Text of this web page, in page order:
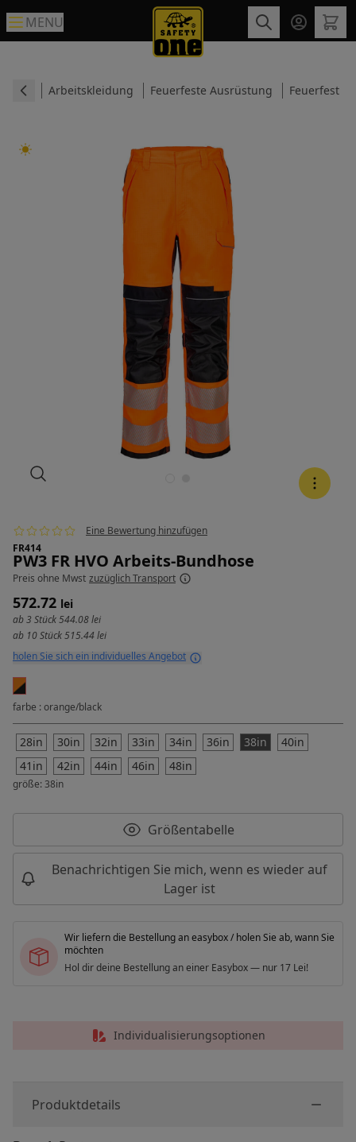
MENU
Arbeitskleidung Feuerfeste Ausrüstung Feuerfest
FR414
PW3 FR HVO Arbeits-Bundhose
Eine Bewertung hinzufügen
Preis ohne Mwst zuzüglich Transport
572.72 lei
ab 3 Stück544.08 lei
ab 10 Stück515.44 lei
holen Sie sich ein individuelles Angebot
farbe : orange/black
28in 30in 32in 33in 34in 36in 38in
40in
41in
42in 44in 46in 48in
größe: 38in
Größentabelle
Benachrichtigen Sie mich, wenn es wieder auf
Lager ist
Wir liefern die Bestellung an easybox / holen Sie ab, wann Sie
möchten
Hol dir deine Bestellung an einer Easybox — nur 17 Lei!
Individualisierungsoptionen
Produktdetails